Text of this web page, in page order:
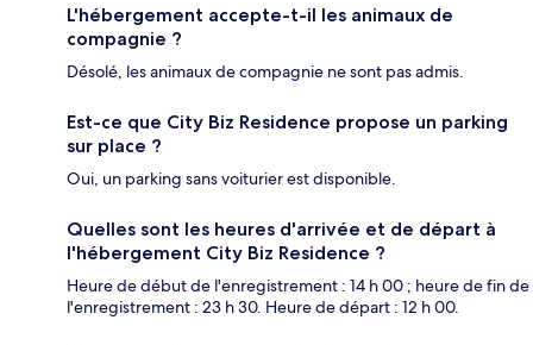
L'hébergement accepte-t-il les animaux de
compagnie ?
Désolé, les animaux de compagnie ne sont pas admis.
Est-ce que City Biz Residence propose un parking
sur place ?
Oui, un parking sans voiturier est disponible.
Quelles sont les heures d'arrivée et de départ à
l'hébergement City Biz Residence ?
Heure de début de l'enregistrement : 14 h 00 ; heure de fin de
l'enregistrement : 23 h 30. Heure de départ : 12 h 00.